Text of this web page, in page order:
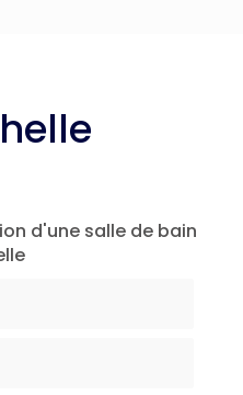
d'une salle de bain